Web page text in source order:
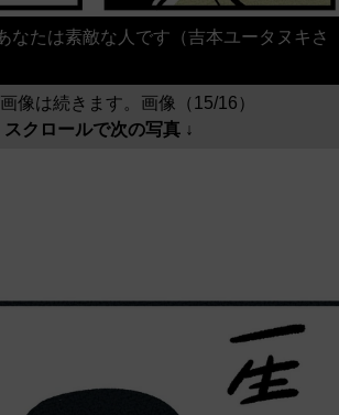
なたは素敵な人です（吉本ユータヌキさ
像は続きます。画像（15/16）
スクロールで次の写真 ↓